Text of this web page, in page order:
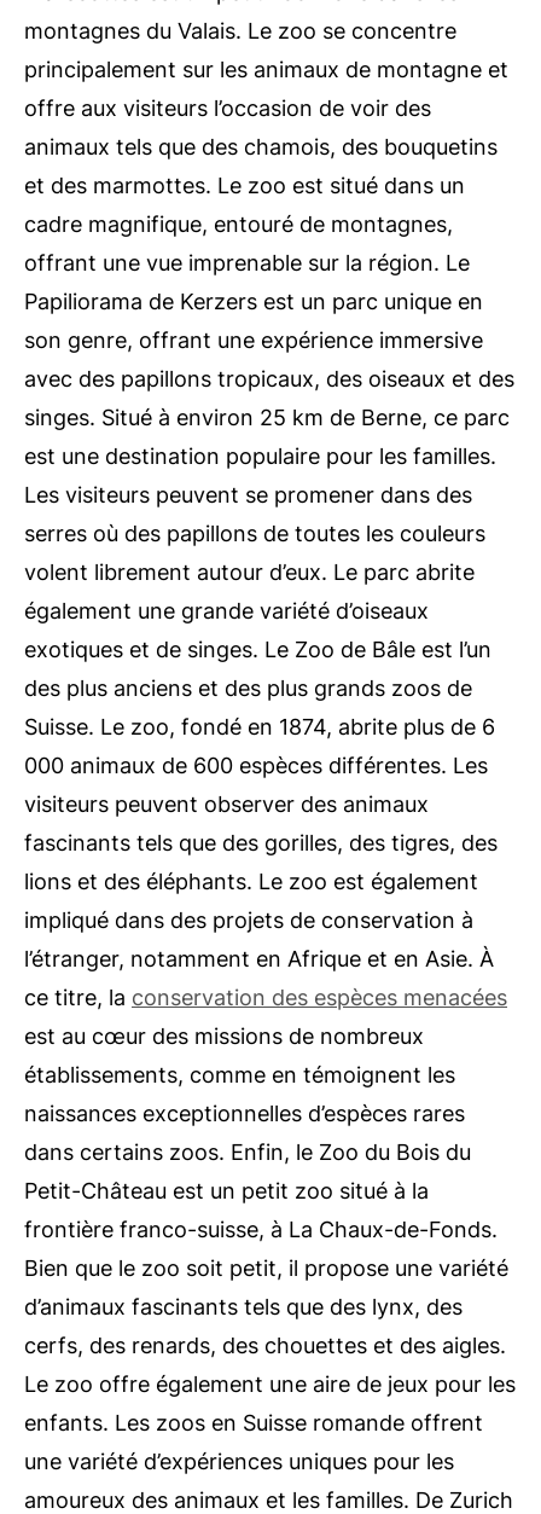
montagnes du Valais. Le zoo se concentre
principalement sur les animaux de montagne et
offre aux visiteurs l’occasion de voir des
animaux tels que des chamois, des bouquetins
et des marmottes. Le zoo est situé dans un
cadre magnifique, entouré de montagnes,
offrant une vue imprenable sur la région. Le
Papiliorama de Kerzers est un parc unique en
son genre, offrant une expérience immersive
avec des papillons tropicaux, des oiseaux et des
singes. Situé à environ 25 km de Berne, ce parc
est une destination populaire pour les familles.
Les visiteurs peuvent se promener dans des
serres où des papillons de toutes les couleurs
volent librement autour d’eux. Le parc abrite
également une grande variété d’oiseaux
exotiques et de singes. Le Zoo de Bâle est l’un
des plus anciens et des plus grands zoos de
Suisse. Le zoo, fondé en 1874, abrite plus de 6
000 animaux de 600 espèces différentes. Les
visiteurs peuvent observer des animaux
fascinants tels que des gorilles, des tigres, des
lions et des éléphants. Le zoo est également
impliqué dans des projets de conservation à
l’étranger, notamment en Afrique et en Asie. À
ce titre, la conservation des espèces menacées
est au cœur des missions de nombreux
établissements, comme en témoignent les
naissances exceptionnelles d’espèces rares
dans certains zoos. Enfin, le Zoo du Bois du
Petit-Château est un petit zoo situé à la
frontière franco-suisse, à La Chaux-de-Fonds.
Bien que le zoo soit petit, il propose une variété
d’animaux fascinants tels que des lynx, des
cerfs, des renards, des chouettes et des aigles.
Le zoo offre également une aire de jeux pour les
enfants. Les zoos en Suisse romande offrent
une variété d’expériences uniques pour les
amoureux des animaux et les familles. De Zurich